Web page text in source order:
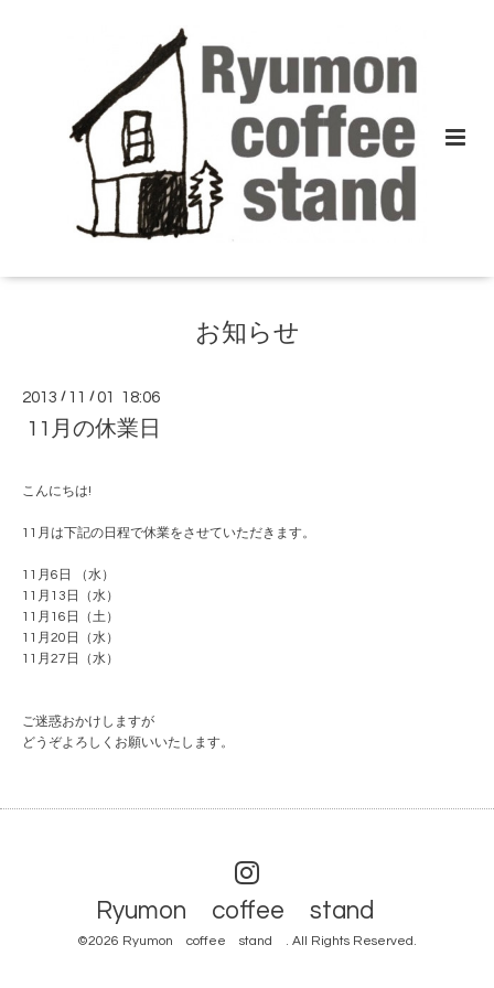
お知らせ
2013 / 11 /01 18:06
11月の休業日
こんにちは!
11月は下記の日程で休業をさせていただきます。
11月6日 （水）
11月13日（水）
11月16日（土）
11月20日（水）
11月27日（水）
ご迷惑おかけしますが
どうぞよろしくお願いいたします。
Ryumon coffee stand
©2026 Ryumon coffee stand . All Rights Reserved.